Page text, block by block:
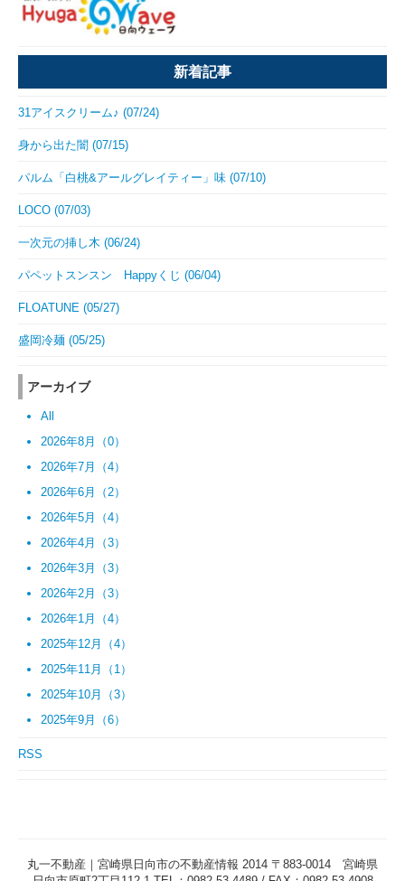
新着記事
31アイスクリーム♪ (07/24)
身から出た闇 (07/15)
パルム「白桃&アールグレイティー」味 (07/10)
LOCO (07/03)
一次元の挿し木 (06/24)
パペットスンスン Happyくじ (06/04)
FLOATUNE (05/27)
盛岡冷麺 (05/25)
アーカイブ
All
2026年8月（0）
2026年7月（4）
2026年6月（2）
2026年5月（4）
2026年4月（3）
2026年3月（3）
2026年2月（3）
2026年1月（4）
2025年12月（4）
2025年11月（1）
2025年10月（3）
2025年9月（6）
RSS
丸一不動産｜宮崎県日向市の不動産情報 2014 〒883-0014 宮崎県